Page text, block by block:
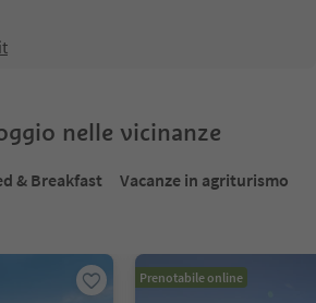
nelle vicinanze
& Breakfast
Vacanze in agriturismo
Prenotabile online